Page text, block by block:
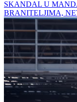
SKANDAL U
BRANITELJIMA,